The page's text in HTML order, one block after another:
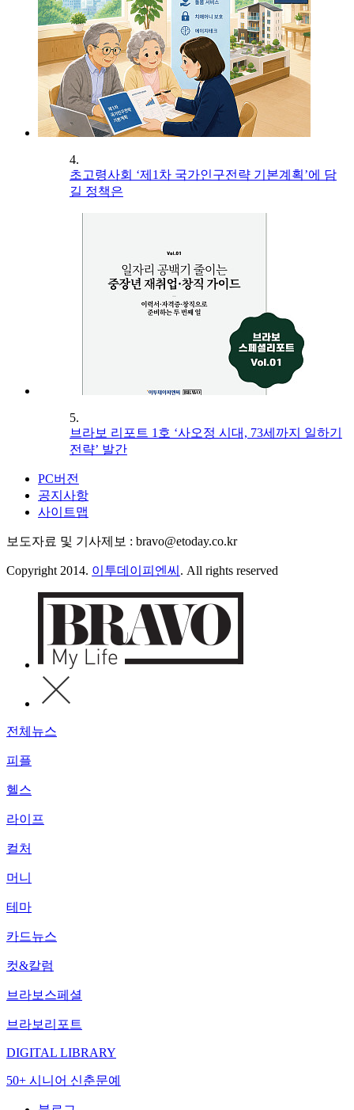
4.
초고령사회 ‘제1차 국가인구전략 기본계획’에 담
길 정책은
5.
브라보 리포트 1호 ‘사오정 시대, 73세까지 일하기
전략’ 발간
PC버전
공지사항
사이트맵
보도자료 및 기사제보 : bravo@etoday.co.kr
Copyright 2014. 이투데이피엔씨 . All rights reserved
전체뉴스
피플
헬스
라이프
컬처
머니
테마
카드뉴스
컷&칼럼
브라보스페셜
브라보리포트
DIGITAL LIBRARY
50+ 시니어 신춘문예